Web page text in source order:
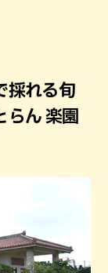
採れる旬
らん 楽園